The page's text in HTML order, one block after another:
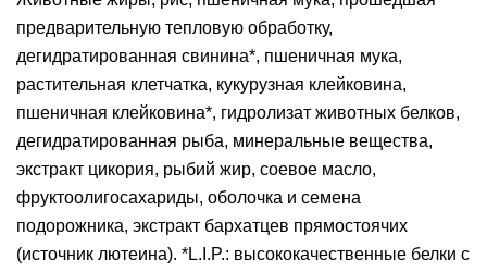
предварительную тепловую обработку,
дегидратированная свинина*, пшеничная мука,
растительная клетчатка, кукурузная клейковина,
пшеничная клейковина*, гидролизат животных белков,
дегидратированная рыба, минеральные вещества,
экстракт цикория, рыбий жир, соевое масло,
фруктоолигосахариды, оболочка и семена
подорожника, экстракт бархатцев прямостоячих
(источник лютеина). *L.I.P.: высококачественные белки с